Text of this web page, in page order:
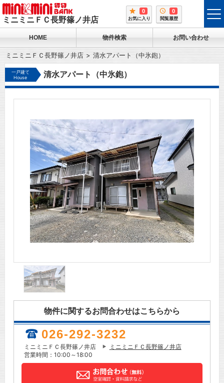
ミニミニＦＣ長野篠ノ井店
0
お気に入り
0
閲覧履歴
HOME 物件検索 お問い合わせ
ミニミニＦＣ長野篠ノ井店 清水アパート（中氷鉋）
一戸建て
House
清水アパート（中氷鉋）
物件に関するお問合わせはこちらから
026-292-3232
ミニミニＦＣ長野篠ノ井店
ミニミニＦＣ長野篠ノ井店
営業時間：10:00～18:00